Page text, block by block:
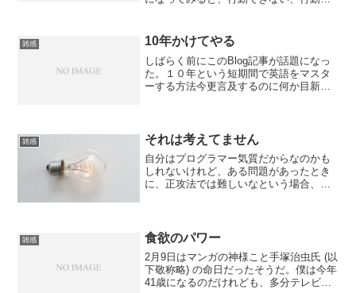
は何を言っても言い訳に聞こえてしまう
であろうから、掘り下げてま...
雑感 10年かけてやる
しばらく前にこのBlog記事が話題になっ
た。１０年という短期間で英語をマスタ
ーする方法今更言及するのに何か目新し
雑感 それは考えてません
自分はプログラマー気質だからなのかも
しれないけれど、ある問題があったとき
に、正攻法では難しいなという場合、発
のである。しかしこうすれ...
雑感 食欲のパワー
2月9日はマンガの神様こと手塚治虫氏 (以
下敬称略) の命日だったそうだ。僕は今年
41歳になるのだけれども、多分テレビと